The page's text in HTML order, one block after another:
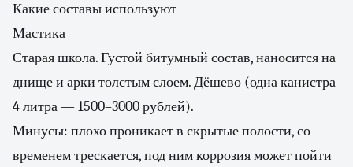
Какие составы используют
Мастика
Старая школа. Густой битумный состав, наносится на
днище и арки толстым слоем. Дёшево (одна канистра
4 литра — 1500–3000 рублей).
Минусы: плохо проникает в скрытые полости, со
временем трескается, под ним коррозия может пойти